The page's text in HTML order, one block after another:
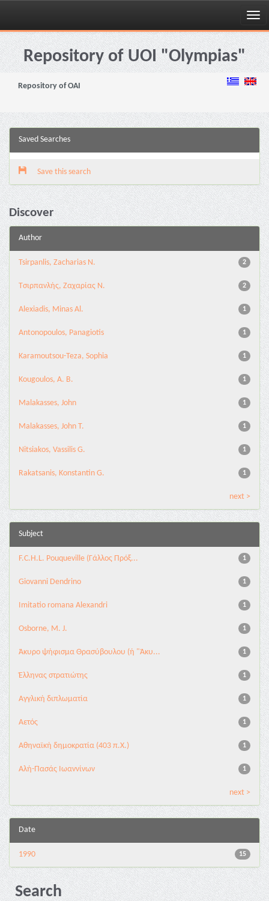
Skip
navigationRepository of UOI "Olympias"
Repository of OAI
Saved Searches
Save this search
Discover
Author
2
Tsirpanlis, Zacharias N.
2
Τσιρπανλής, Ζαχαρίας Ν.
1
Alexiadis, Minas Al.
1
Antonopoulos, Panagiotis
1
Karamoutsou-Teza, Sophia
1
Kougoulos, A. B.
1
Malakasses, John
1
Malakasses, John T.
1
Nitsiakos, Vassilis G.
1
Rakatsanis, Konstantin G.
next >
Subject
1
F.C.H.L. Pouqueville (Γάλλος Πρόξ...
1
Giovanni Dendrino
1
Imitatio romana Alexandri
1
Osborne, M. J.
1
Άκυρο ψήφισμα Θρασύβουλου (ή "Άκυ...
1
Έλληνας στρατιώτης
1
Αγγλική διπλωματία
1
Αετός
1
Αθηναϊκή δημοκρατία (403 π.Χ.)
1
Αλή-Πασάς Ιωαννίνων
next >
Date
15
1990
Search